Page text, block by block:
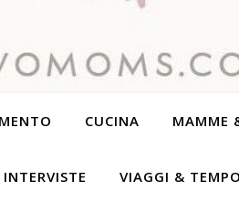
CUCINA MAMME
VIAGGI &